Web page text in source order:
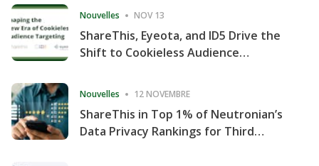
Nouvelles NOV 13
ShareThis, Eyeota, and ID5 Drive the
Shift to Cookieless Audience
Nouvelles 12 NOVEMBRE
ShareThis in Top 1% of Neutronian’s
Data Privacy Rankings for Third